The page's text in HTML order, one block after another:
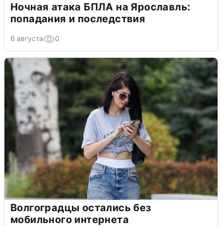
Ночная атака БПЛА на Ярославль:
попадания и последствия
6 августа 0
Волгоградцы остались без
мобильного интернета